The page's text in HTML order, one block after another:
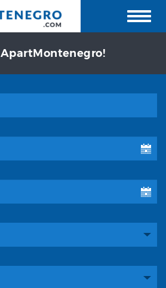
ApartMontenegro!